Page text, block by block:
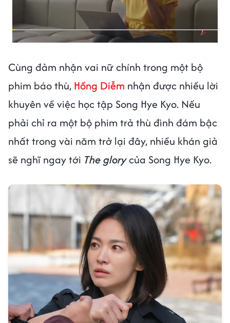
Cùng đảm nhận vai nữ chính trong một bộ
phim báo thù, Hồng Diễm nhận được nhiều lời
khuyên về việc học tập Song Hye Kyo. Nếu
phải chỉ ra một bộ phim trả thù đình đám bậc
nhất trong vài năm trở lại đây, nhiều khán giả
sẽ nghĩ ngay tới The glorycủa Song Hye Kyo.